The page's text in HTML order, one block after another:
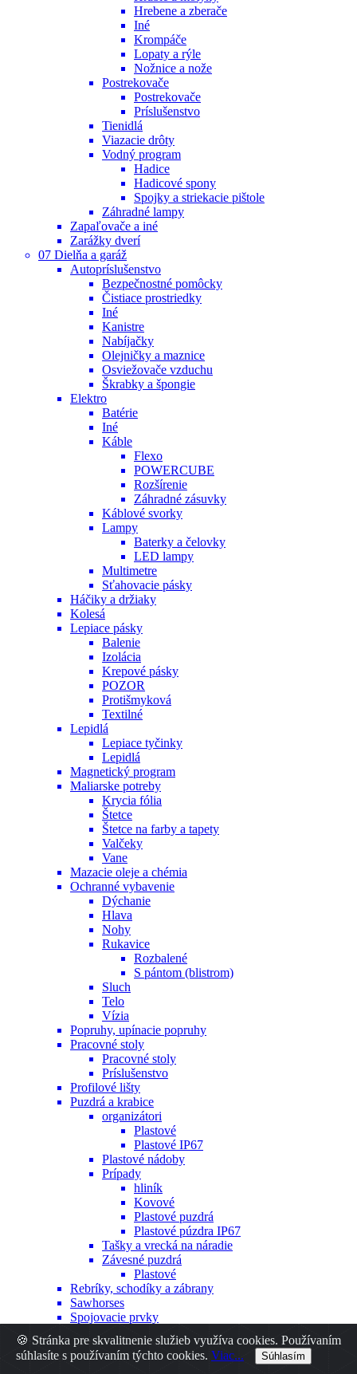
🍪 Stránka pre skvalitnenie služieb využíva cookies. Používaním
súhlasíte s používaním týchto cookies. Viac... Súhlasím
Hrebene a zberače
Iné
Krompáče
Lopaty a rýle
Nožnice a nože
Postrekovače
Postrekovače
Príslušenstvo
Tienidlá
Viazacie drôty
Vodný program
Hadice
Hadicové spony
Spojky a striekacie pištole
Záhradné lampy
Zapaľovače a iné
Zarážky dverí
07 Dielňa a garáž
Autopríslušenstvo
Bezpečnostné pomôcky
Čistiace prostriedky
Iné
Kanistre
Nabíjačky
Olejničky a maznice
Osviežovače vzduchu
Škrabky a špongie
Elektro
Batérie
Iné
Káble
Flexo
POWERCUBE
Rozšírenie
Záhradné zásuvky
Káblové svorky
Lampy
Baterky a čelovky
LED lampy
Multimetre
Sťahovacie pásky
Háčiky a držiaky
Kolesá
Lepiace pásky
Balenie
Izolácia
Krepové pásky
POZOR
Protišmyková
Textilné
Lepidlá
Lepiace tyčinky
Lepidlá
Magnetický program
Maliarske potreby
Krycia fólia
Štetce
Štetce na farby a tapety
Valčeky
Vane
Mazacie oleje a chémia
Ochranné vybavenie
Dýchanie
Hlava
Nohy
Rukavice
Rozbalené
S pántom (blistrom)
Sluch
Telo
Vízia
Popruhy, upínacie popruhy
Pracovné stoly
Pracovné stoly
Príslušenstvo
Profilové lišty
Puzdrá a krabice
organizátori
Plastové
Plastové IP67
Plastové nádoby
Prípady
hliník
Kovové
Plastové puzdrá
Plastové púzdra IP67
Tašky a vrecká na náradie
Závesné puzdrá
Plastové
Rebríky, schodíky a zábrany
Sawhorses
Spojovacie prvky
Iné
Nity